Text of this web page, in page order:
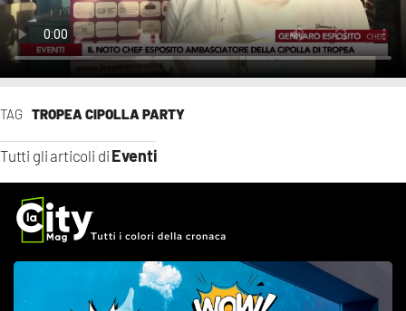
TAG TROPEA CIPOLLA PARTY
Tutti gli articoli di Eventi